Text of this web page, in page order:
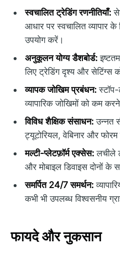
स्वचालित ट्रेडिंग रणनीतियाँ:
आधार पर स्वचालित व्यापार के
उपयोग करें।
अनुकूलन योग्य डैशबोर्ड:
लिए ट्रेडिंग दृश्य और सेटिंग्स
व्यापक जोखिम प्रबंधन:
व्यापारिक जोखिमों को कम
विविध शैक्षिक संसाधन:उन्नत
ट्यूटोरियल, वेबिनार और फोरम
मल्टी-प्लेटफ़ॉर्म एक्सेस:लचीले
और मोबाइल डिवाइस दोनों के
समर्पित 24/7 समर्थन:
कभी भी उपलब्ध विश्वसनीय
फायदे और नुकसान